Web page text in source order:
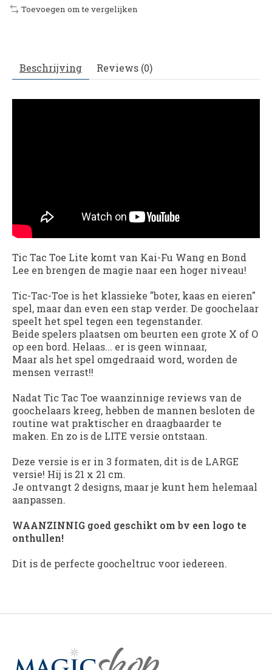
Toevoegen om te vergelijken
Beschrijving Reviews (0)
Tic Tac Toe Lite komt van Kai-Fu Wang en Bond
Lee en brengen de magie naar een hoger niveau!
Tic-Tac-Toe is het klassieke "boter, kaas en eieren"
spel, maar dan even een stap verder. De goochelaar
speelt het spel tegen een tegenstander.
Beide spelers plaatsen om beurten een grote X of O
op een bord. Helaas... er is geen winnaar,
Maar als het spel omgedraaid word, worden de
mensen verrast!!
NadatTic Tac Toe waanzinnige reviews van de
goochelaars kreeg, hebben de mannen besloten de
routine wat praktischer en draagbaarder te
maken. En zo is de LITE versie ontstaan.
Deze versie is er in 3 formaten, dit is de LARGE
versie! Hij is 21 x 21 cm.
Je ontvangt 2 designs, maar je kunt hem helemaal
aanpassen.
WAANZINNIG goed geschikt om bv een logo te
onthullen!
Dit is de perfecte goocheltruc voor iedereen.